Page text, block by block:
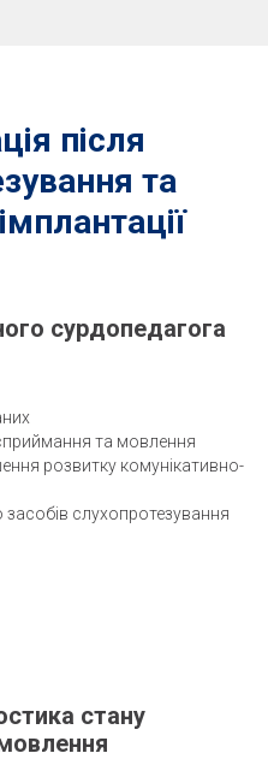
після
та
сурдопедагога
та мовлення
розвитку комунікативно-
слухопротезування
стану